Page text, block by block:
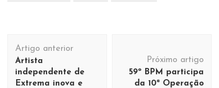
Navegação
de
post
Artigo anterior
Artista
independente de
Extrema inova e
Próximo artigo
59º BPM participa
da 10ª Operação